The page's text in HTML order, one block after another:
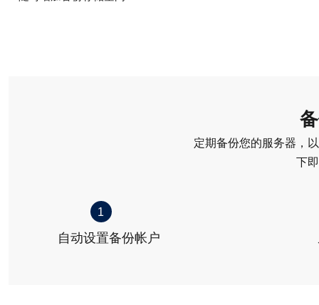
定期备份您的服务器，
下
1
自动设置备份帐户